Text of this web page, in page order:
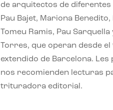
de arquitectos de diferentes
Pau Bajet, Mariona
Tomeu Ramis, Pau
Torres, que operan desde
extendido de Barcelona. Les
nos recomienden lecturas
trituradora editorial.